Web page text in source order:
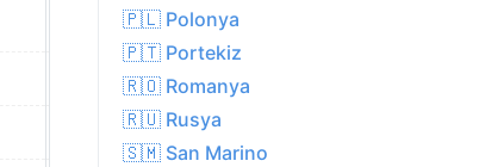
10.8 kph
0.0 mm
9.0
🇵🇱 Polonya
🇵🇹 Portekiz
🇷🇴 Romanya
🇷🇺 Rusya
🇸🇲 San Marino